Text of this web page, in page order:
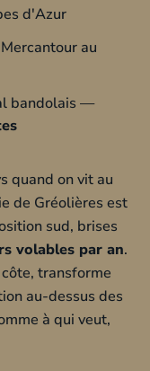
d'Azur
au
bandolais —
quand on vit au
de Gréolières est
sud, brises
volables par an.
transforme
au-dessus des
à qui veut,